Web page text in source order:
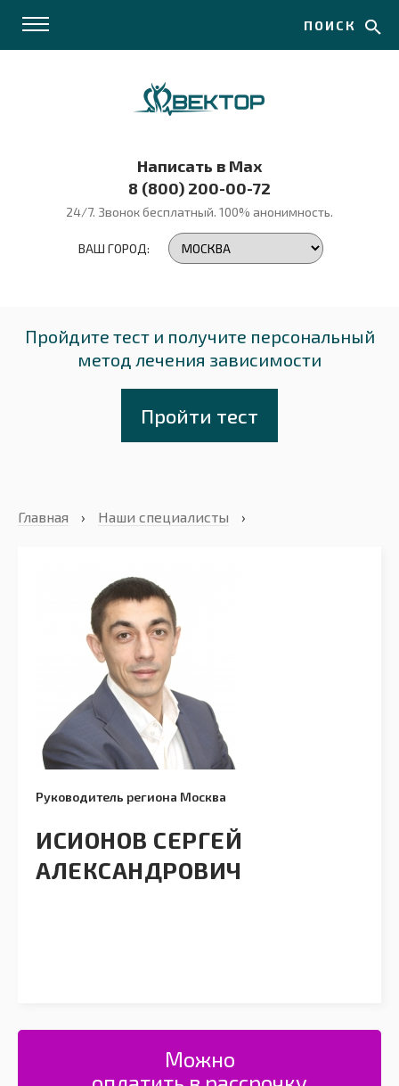
ПОИСК
Написать в Max
8 (800) 200-00-72
24/7. Звонок бесплатный. 100% анонимность.
ВАШ ГОРОД:
Пройдите тест и получите персональный
метод лечения зависимости
Пройти тест
Главная › Наши специалисты ›
Руководитель региона Москва
ИСИОНОВ СЕРГЕЙ
АЛЕКСАНДРОВИЧ
Можно